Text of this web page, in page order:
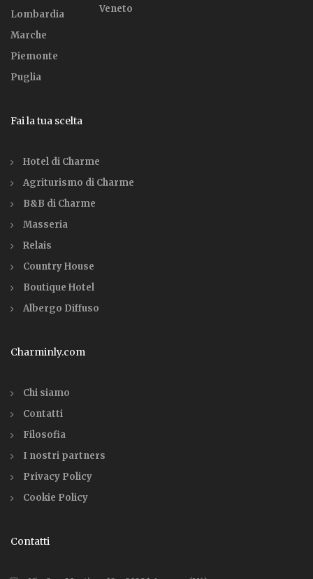
Lombardia
Marche
Piemonte
Puglia
Veneto
Fai la tua scelta
Hotel di Charme
Agriturismo di Charme
B&B di Charme
Masseria
Relais
Country House
Boutique Hotel
Albergo Diffuso
Charminly.com
Chi siamo
Contatti
Filosofia
I nostri partners
Privacy Policy
Cookie Policy
Contatti